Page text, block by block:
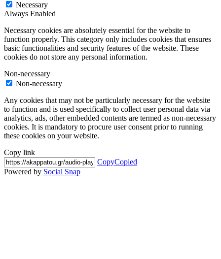
Necessary
Always Enabled
Necessary cookies are absolutely essential for the website to
function properly. This category only includes cookies that ensures
basic functionalities and security features of the website. These
cookies do not store any personal information.
Non-necessary
Non-necessary
Any cookies that may not be particularly necessary for the website
to function and is used specifically to collect user personal data via
analytics, ads, other embedded contents are termed as non-necessary
cookies. It is mandatory to procure user consent prior to running
these cookies on your website.
Copy link
CopyCopied
Powered by Social Snap